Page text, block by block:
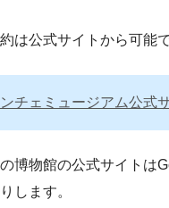
は公式サイトから可能で
チェミュージアム公式
博物館の公式サイトは
します。